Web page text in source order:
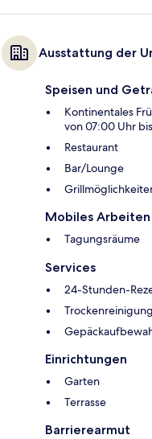
Ausstattung der
Speisen und
Kontinentales
von 07:00 Uhr
Restaurant
Bar/Lounge
Mobiles Arbeiten
Tagungsräume
Services
24-Stunden-
Einrichtungen
Garten
Terrasse
Barrierearmut